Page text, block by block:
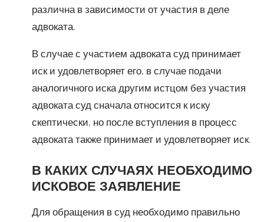
различна в зависимости от участия в деле
адвоката.
В случае с участием адвоката суд принимает
иск и удовлетворяет его, в случае подачи
аналогичного иска другим истцом без участия
адвоката суд сначала относится к иску
скептически, но после вступления в процесс
адвоката также принимает и удовлетворяет иск.
В КАКИХ СЛУЧАЯХ НЕОБХОДИМО
ИСКОВОЕ ЗАЯВЛЕНИЕ
Для обращения в суд необходимо правильно